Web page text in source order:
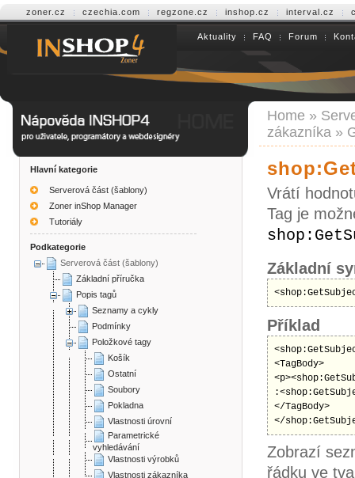
zoner.cz czechia.com regzone.cz inshop.cz interval.cz
Help INSHOP4 Aktuality FAQ Forum
Hlavní kategorie
Serverová část (šablony)
Zoner inShop Manager
Tutoriály
Podkategorie
Serverová část (šablony)
Základní příručka
Popis tagů
Seznamy a cykly
Podmínky
Položkové tagy
Košík
Ostatní
Soubory
Pokladna
Vlastnosti úrovní
Parametrické
vyhledávání
Vlastnosti výrobků
Vlastnosti zákazníka
Home »
zákazníka »
Vrátí
Tag je
Základní
Příklad
<TagBody>
</TagBody>
</
Zobrazí
řádku ve